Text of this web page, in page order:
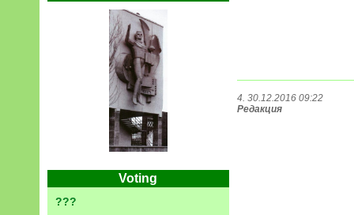
Voting
???
4. 30.12.2016 09:22
Редакция